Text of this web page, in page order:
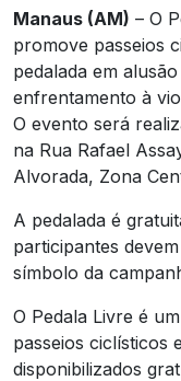
Manaus (AM) – O
promove passeios
pedalada em
enfrentamento à
O evento será
na Rua Rafael
Alvorada, Zona
A pedalada é
participantes
símbolo da
O Pedala Livre é
passeios ciclísticos
disponibilizados